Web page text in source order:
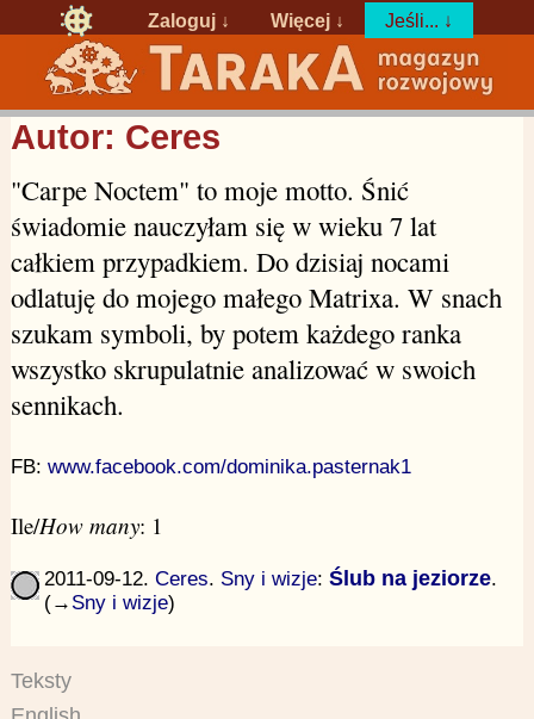
Zaloguj ↓ Więcej ↓ Jeśli... ↓
Autor: Ceres
"Carpe Noctem" to moje motto. Śnić
świadomie nauczyłam się w wieku 7 lat
całkiem przypadkiem. Do dzisiaj nocami
odlatuję do mojego małego Matrixa. W snach
szukam symboli, by potem każdego ranka
wszystko skrupulatnie analizować w swoich
sennikach.
FB: www.facebook.com/dominika.pasternak1
Ile/How many: 1
2011-09-12. Ceres. Sny i wizje: Ślub na jeziorze.
(→ Sny i wizje)
Teksty